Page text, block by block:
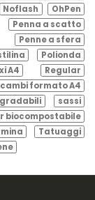
Noflash
OhPen
Penna a scatto
Penne a sfera
Polionda
A4
Regular
formato A4
sassi
biocompostabile
Tatuaggi